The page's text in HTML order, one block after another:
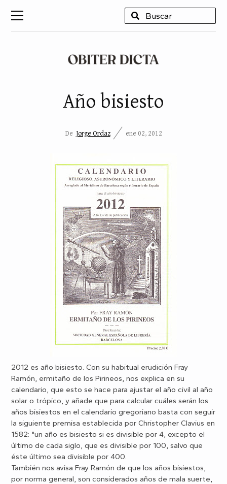
Año bisiesto
De Jorge Ordaz ene 02, 2012
2012 es año bisiesto. Con su habitual erudición Fray
Ramón, ermitaño de los Pirineos, nos explica en su
calendario, que esto se hace para ajustar el año civil al año
solar o trópico, y añade que para calcular cuáles serán los
años bisiestos en el calendario gregoriano basta con seguir
la siguiente premisa establecida por Christopher Clavius en
1582: "un año es bisiesto si es divisible por 4, excepto el
último de cada siglo, que es divisible por 100, salvo que
éste último sea divisible por 400.
También nos avisa Fray Ramón de que los años bisiestos,
por norma general, son considerados años de mala suerte,